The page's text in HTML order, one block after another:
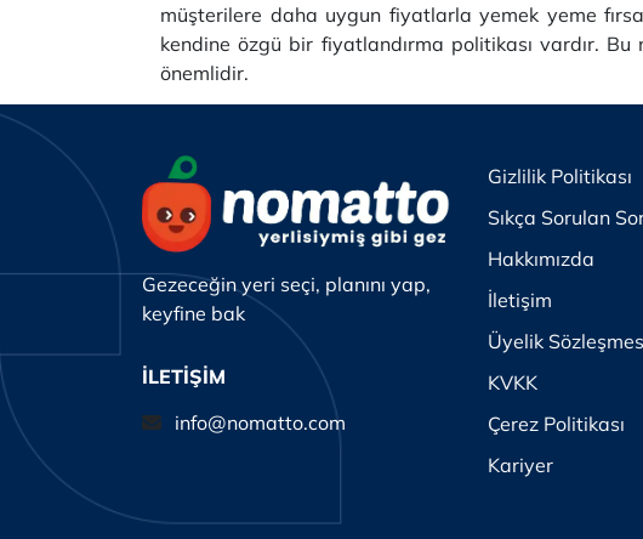
müşterilere daha uygun fiyatlarla yemek yeme
kendine özgü bir fiyatlandırma politikası vardır.
önemlidir.
Gezeceğin yeri seçi, planını yap,
keyfine bak
İLETİŞİM
info@nomatto.com
Gizlilik Politikası
Sıkça Sorulan
Hakkımızda
İletişim
Üyelik
KVKK
Çerez Politikası
Kariyer